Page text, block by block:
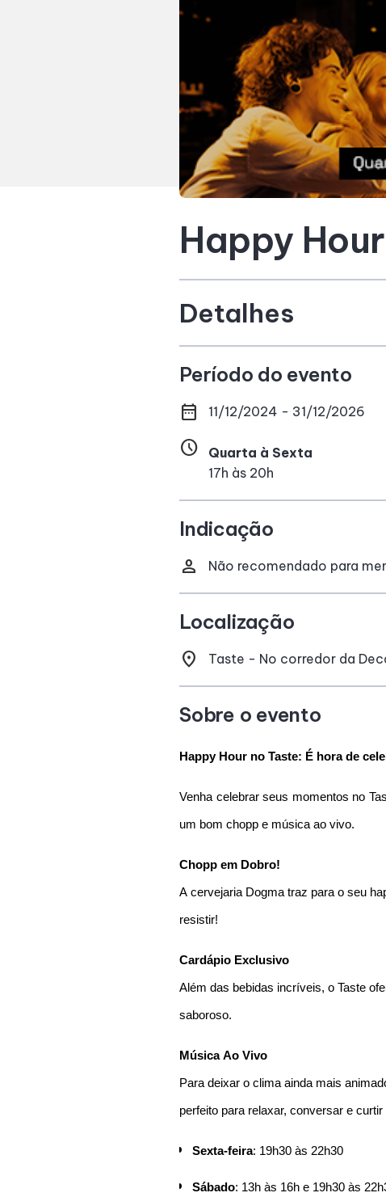
Happy
Detalhes
Período do evento
date_range 11/12/2024 - 31/12/2026
schedule
Quarta à Sexta
17h às 20h
Indicação
person Não recomendado para
Localização
location_on Taste - No corredor da
Sobre o evento
Happy Hour no Taste: É hora de
Venha celebrar seus momentos no
um bom chopp e música ao vivo.
Chopp em Dobro!
A cervejaria Dogma traz para o seu
resistir!
Cardápio Exclusivo
Além das bebidas incríveis, o Taste
saboroso.
Música Ao Vivo
Para deixar o clima ainda mais
perfeito para relaxar, conversar e
Sexta-feira: 19h30 às 22h30
Sábado: 13h às 16h e 19h30 às